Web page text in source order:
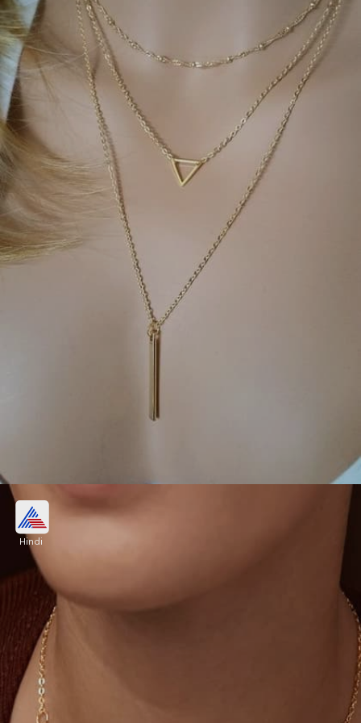
गोल्ड चेन लेयर्ड नेकपीस
सिंपल और एलिगेंट लुक के लिए गोल्ड लेयर्ड चेन नेकपीस एक
खूबसूरत ऑप्शन हैं। अलग-अलग लंबाई की चेन का यह
कॉम्बिनेशन कैजुअल और फॉर्मल दोनों आउटफिट्स के साथ
Image credits: pinterest
Hindi